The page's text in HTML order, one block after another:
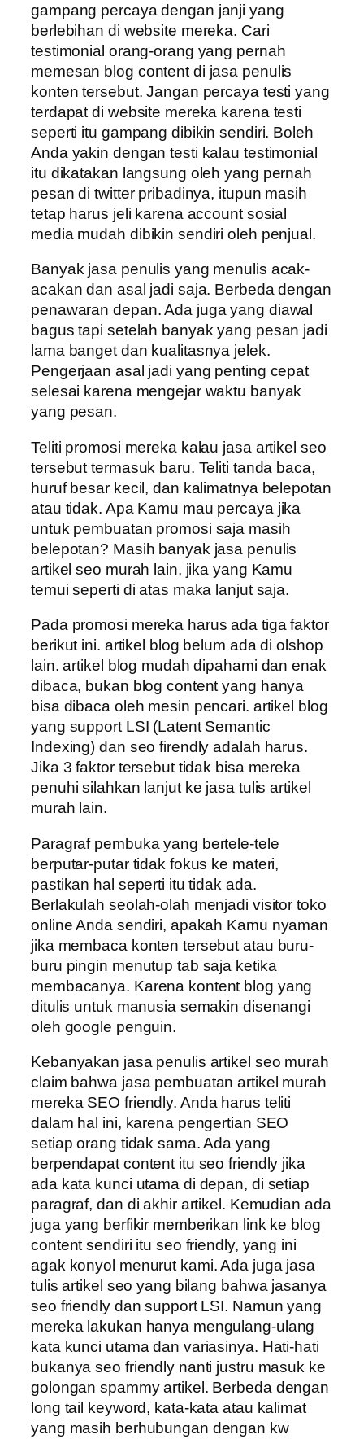
gampang percaya dengan janji yang
berlebihan di website mereka. Cari
testimonial orang-orang yang pernah
memesan blog content di jasa penulis
konten tersebut. Jangan percaya testi yang
terdapat di website mereka karena testi
seperti itu gampang dibikin sendiri. Boleh
Anda yakin dengan testi kalau testimonial
itu dikatakan langsung oleh yang pernah
pesan di twitter pribadinya, itupun masih
tetap harus jeli karena account sosial
media mudah dibikin sendiri oleh penjual.
Banyak jasa penulis yang menulis acak-
acakan dan asal jadi saja. Berbeda dengan
penawaran depan. Ada juga yang diawal
bagus tapi setelah banyak yang pesan jadi
lama banget dan kualitasnya jelek.
Pengerjaan asal jadi yang penting cepat
selesai karena mengejar waktu banyak
yang pesan.
Teliti promosi mereka kalau jasa artikel seo
tersebut termasuk baru. Teliti tanda baca,
huruf besar kecil, dan kalimatnya belepotan
atau tidak. Apa Kamu mau percaya jika
untuk pembuatan promosi saja masih
belepotan? Masih banyak jasa penulis
artikel seo murah lain, jika yang Kamu
temui seperti di atas maka lanjut saja.
Pada promosi mereka harus ada tiga faktor
berikut ini. artikel blog belum ada di olshop
lain. artikel blog mudah dipahami dan enak
dibaca, bukan blog content yang hanya
bisa dibaca oleh mesin pencari. artikel blog
yang support LSI (Latent Semantic
Indexing) dan seo firendly adalah harus.
Jika 3 faktor tersebut tidak bisa mereka
penuhi silahkan lanjut ke jasa tulis artikel
murah lain.
Paragraf pembuka yang bertele-tele
berputar-putar tidak fokus ke materi,
pastikan hal seperti itu tidak ada.
Berlakulah seolah-olah menjadi visitor toko
online Anda sendiri, apakah Kamu nyaman
jika membaca konten tersebut atau buru-
buru pingin menutup tab saja ketika
membacanya. Karena kontent blog yang
ditulis untuk manusia semakin disenangi
oleh google penguin.
Kebanyakan jasa penulis artikel seo murah
claim bahwa jasa pembuatan artikel murah
mereka SEO friendly. Anda harus teliti
dalam hal ini, karena pengertian SEO
setiap orang tidak sama. Ada yang
berpendapat content itu seo friendly jika
ada kata kunci utama di depan, di setiap
paragraf, dan di akhir artikel. Kemudian ada
juga yang berfikir memberikan link ke blog
content sendiri itu seo friendly, yang ini
agak konyol menurut kami. Ada juga jasa
tulis artikel seo yang bilang bahwa jasanya
seo friendly dan support LSI. Namun yang
mereka lakukan hanya mengulang-ulang
kata kunci utama dan variasinya. Hati-hati
bukanya seo friendly nanti justru masuk ke
golongan spammy artikel. Berbeda dengan
long tail keyword, kata-kata atau kalimat
yang masih berhubungan dengan kw